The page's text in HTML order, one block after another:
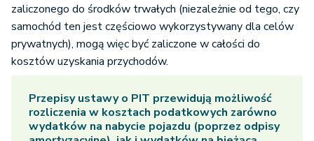
zaliczonego do środków trwałych (niezależnie od tego, czy
samochód ten jest częściowo wykorzystywany dla celów
prywatnych), mogą więc być zaliczone w całości do
kosztów uzyskania przychodów.
Przepisy ustawy o PIT przewidują możliwość
rozliczenia w kosztach podatkowych zarówno
wydatków na nabycie pojazdu (poprzez odpisy